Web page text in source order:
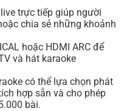
trực tiếp giúp người
chia sẻ những khoảnh
hoặc HDMI ARC để
và hát karaoke
có thể lựa chọn phát
hợp sẵn và cho phép
bài.